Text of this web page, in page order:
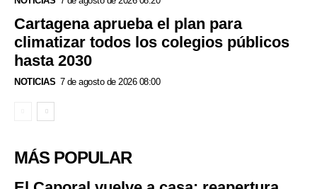
Cartagena aprueba el plan para
climatizar todos los colegios públicos
hasta 2030
NOTICIAS 7 de agosto de 2026 08:00
MÁS POPULAR